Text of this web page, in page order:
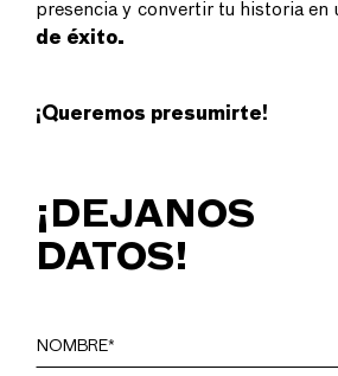
presencia y convertir tu historia en
de éxito.
¡Queremos presumirte!
DATOS!